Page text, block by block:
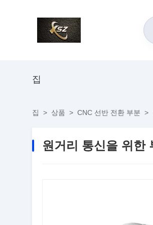
집
집 > 상품 > CNC 선반 전환 부분 >
원거리 통신을 위한